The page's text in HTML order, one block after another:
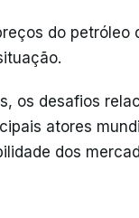
do
os desafios
atores
dos